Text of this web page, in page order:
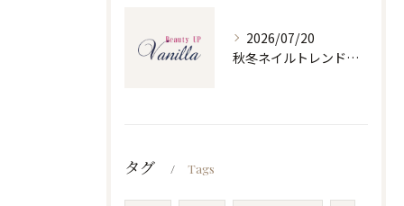
2026/07/20
秋冬ネイルトレンドで人気ネイルを大人上品に楽しむ旬デザイン実践ガイド
タグ Tags